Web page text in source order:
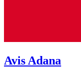
Avis Adana